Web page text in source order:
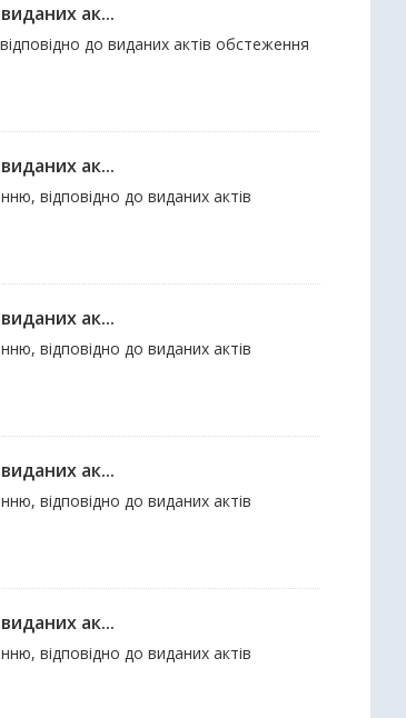
ак...
до виданих актів обстеження
ак...
відповідно до виданих актів
ак...
відповідно до виданих актів
ак...
відповідно до виданих актів
ак...
відповідно до виданих актів